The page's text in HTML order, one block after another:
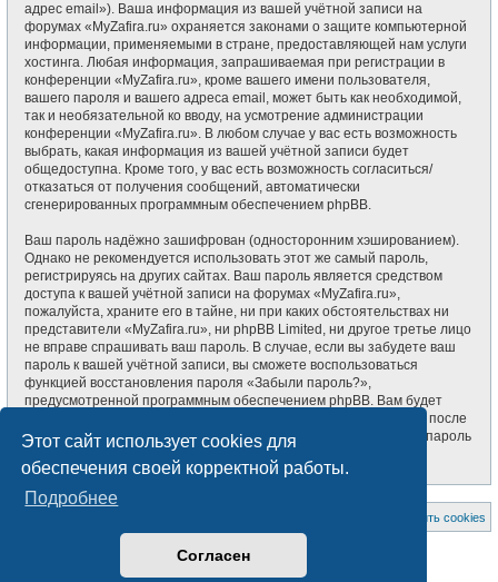
Этот сайт использует cookies для
обеспечения своей корректной работы.
Подробнее
Согласен
адрес email»). Ваша информация из вашей учётной записи на
форумах «MyZafira.ru» охраняется законами о защите компьютерной
информации, применяемыми в стране, предоставляющей нам услуги
хостинга. Любая информация, запрашиваемая при регистрации в
конференции «MyZafira.ru», кроме вашего имени пользователя,
вашего пароля и вашего адреса email, может быть как необходимой,
так и необязательной ко вводу, на усмотрение администрации
конференции «MyZafira.ru». В любом случае у вас есть возможность
выбрать, какая информация из вашей учётной записи будет
общедоступна. Кроме того, у вас есть возможность согласиться/
отказаться от получения сообщений, автоматически
сгенерированных программным обеспечением phpBB.
Ваш пароль надёжно зашифрован (односторонним хэшированием).
Однако не рекомендуется использовать этот же самый пароль,
регистрируясь на других сайтах. Ваш пароль является средством
доступа к вашей учётной записи на форумах «MyZafira.ru»,
пожалуйста, храните его в тайне, ни при каких обстоятельствах ни
представители «MyZafira.ru», ни phpBB Limited, ни другое третье лицо
не вправе спрашивать ваш пароль. В случае, если вы забудете ваш
пароль к вашей учётной записи, вы сможете воспользоваться
функцией восстановления пароля «Забыли пароль?»,
предусмотренной программным обеспечением phpBB. Вам будет
необходимо ввести ваше имя пользователя и ваш адрес email, после
чего программное обеспечение phpBB сгенерирует вам новый пароль
для вашей учётной записи.
Удалить cookies
Создано на основе